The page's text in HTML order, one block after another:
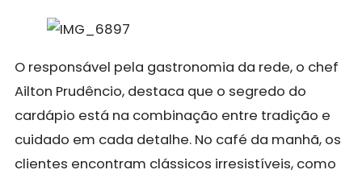
O responsável pela gastronomia da rede, o chef
Ailton Prudêncio, destaca que o segredo do
cardápio está na combinação entre tradição e
cuidado em cada detalhe. No café da manhã, os
clientes encontram clássicos irresistíveis, como